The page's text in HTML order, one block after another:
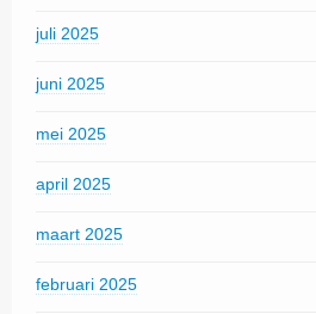
juli 2025
juni 2025
mei 2025
april 2025
maart 2025
februari 2025